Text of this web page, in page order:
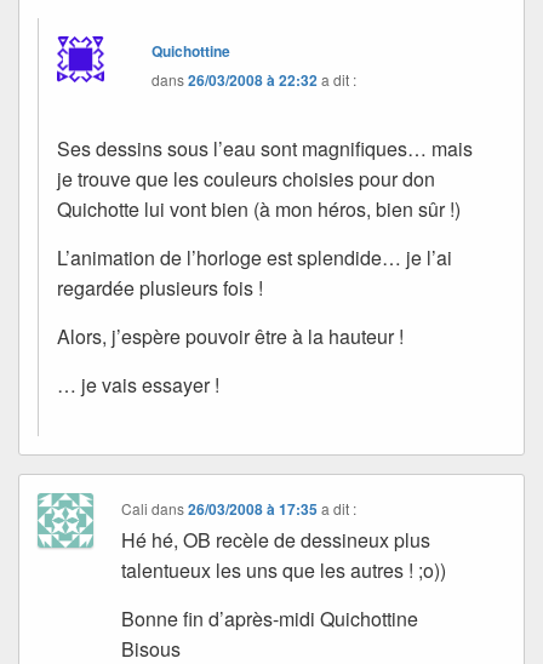
Quichottine
dans26/03/2008 à 22:32a dit :
Ses dessins sous l’eau sont magnifiques… mais
je trouve que les couleurs choisies pour don
Quichotte lui vont bien (à mon héros, bien sûr !)
L’animation de l’horloge est splendide… je l’ai
regardée plusieurs fois !
Alors, j’espère pouvoir être à la hauteur !
… je vais essayer !
Cali dans26/03/2008 à 17:35 a dit :
Hé hé, OB recèle de dessineux plus
talentueux les uns que les autres ! ;o))
Bonne fin d’après-midi Quichottine
Bisous